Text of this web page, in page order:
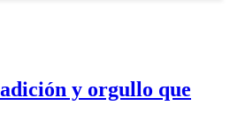
y orgullo que